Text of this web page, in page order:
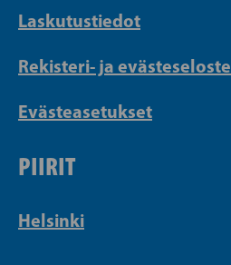
Laskutustiedot
Rekisteri- ja evästeseloste
Evästeasetukset
PIIRIT
Helsinki